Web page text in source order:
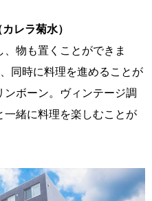
レラ菊水）
物も置くことができま
同時に料理を進めることが
ボーン。ヴィンテージ調
緒に料理を楽しむことが